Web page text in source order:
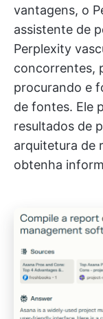
vantagens, o
assistente de
Perplexity
concorrentes,
procurando e
de fontes. Ele
resultados de
arquitetura de
obtenha